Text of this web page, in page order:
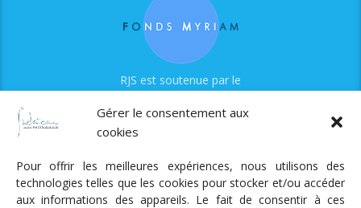
Gérer le consentement aux
cookies
Pour offrir les meilleures expériences, nous utilisons des
technologies telles que les cookies pour stocker et/ou accéder
aux informations des appareils. Le fait de consentir à ces
RJS est soutenue par le